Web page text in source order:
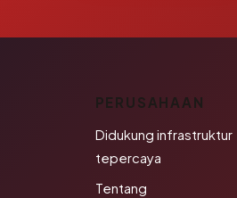
PERUSAHAAN
Didukung infrastruktur
tepercaya
Tentang